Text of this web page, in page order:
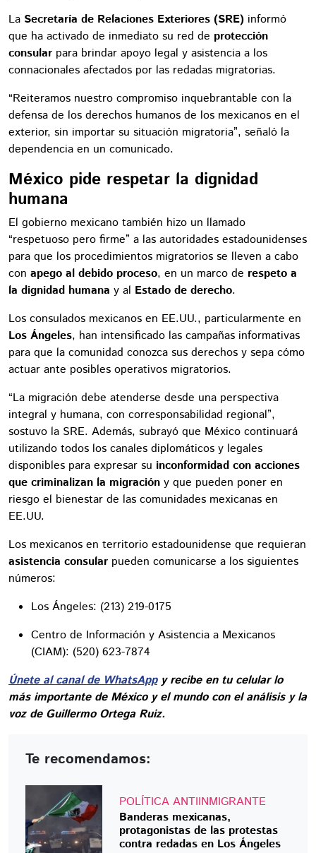
La Secretaría de Relaciones Exteriores (SRE) informó
que ha activado de inmediato su red de protección
consular para brindar apoyo legal y asistencia a los
connacionales afectados por las redadas migratorias.
“Reiteramos nuestro compromiso inquebrantable con la
defensa de los derechos humanos de los mexicanos en el
exterior, sin importar su situación migratoria”, señaló la
dependencia en un comunicado.
México pide respetar la dignidad
humana
El gobierno mexicano también hizo un llamado
“respetuoso pero firme” a las autoridades estadounidenses
para que los procedimientos migratorios se lleven a cabo
con apego al debido proceso, en un marco de respeto a
la dignidad humana y al Estado de derecho.
Los consulados mexicanos en EE.UU., particularmente en
Los Ángeles, han intensificado las campañas informativas
para que la comunidad conozca sus derechos y sepa cómo
actuar ante posibles operativos migratorios.
“La migración debe atenderse desde una perspectiva
integral y humana, con corresponsabilidad regional”,
sostuvo la SRE. Además, subrayó que México continuará
utilizando todos los canales diplomáticos y legales
disponibles para expresar su inconformidad con acciones
que criminalizan la migración y que pueden poner en
riesgo el bienestar de las comunidades mexicanas en
EE.UU.
Los mexicanos en territorio estadounidense que requieran
asistencia consular pueden comunicarse a los siguientes
números:
Los Ángeles: (213) 219-0175
Centro de Información y Asistencia a Mexicanos
(CIAM): (520) 623-7874
Únete al canal de WhatsAppy recibe en tu celular lo
más importante de México y el mundo con el análisis y la
voz de Guillermo Ortega Ruiz.
Te recomendamos:
POLÍTICA ANTIINMIGRANTE
Banderas mexicanas,
protagonistas de las protestas
contra redadas en Los Ángeles